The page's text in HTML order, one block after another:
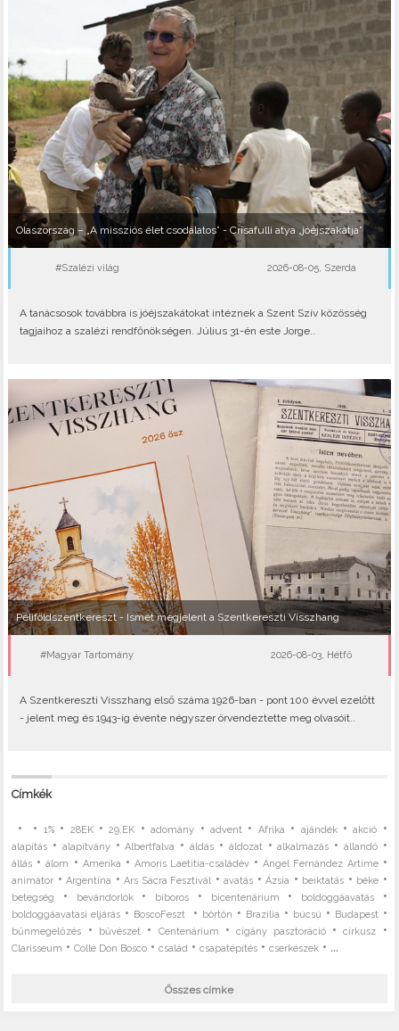
Olaszország – „A missziós élet csodálatos” - Crisafulli atya „jóéjszakátja”
#Szalézi világ 2026-08-05, Szerda
A tanácsosok továbbra is jóéjszakátokat intéznek a Szent Szív közösség
tagjaihoz a szalézi rendfőnökségen. Július 31-én este Jorge..
Péliföldszentkereszt - Ismét megjelent a Szentkereszti Visszhang
#Magyar Tartomány 2026-08-03, Hétfő
A Szentkereszti Visszhang első száma 1926-ban - pont 100 évvel ezelőtt
- jelent meg és 1943-ig évente négyszer örvendeztette meg olvasóit..
Címkék
• • 1%• 28EK•29.EK •adomány •advent • Afrika • ajándék•akció •
alapítás • alapítvány•Albertfalva •áldás • áldozat•alkalmazás • állandó•
állás •álom • Amerika • Amoris Laetitia-családév •Ángel Fernández Artime•
animátor •Argentína •Ars Sacra Fesztivál •avatás •Ázsia • beiktatás • béke •
betegség • bevándorlók• bíboros • bicentenárium • boldoggáavatás•
boldoggáavatási eljárás • BoscoFeszt • börtön • Brazília • búcsú • Budapest•
bűnmegelőzés • bűvészet• Centenárium •cigány pasztoráció•cirkusz •
Clarisseum •Colle Don Bosco •család •csapatépítés •cserkészek • ...
Összes címke